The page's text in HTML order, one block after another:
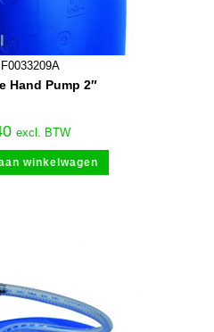
Hand Pump 2″
excl. BTW
winkelwagen